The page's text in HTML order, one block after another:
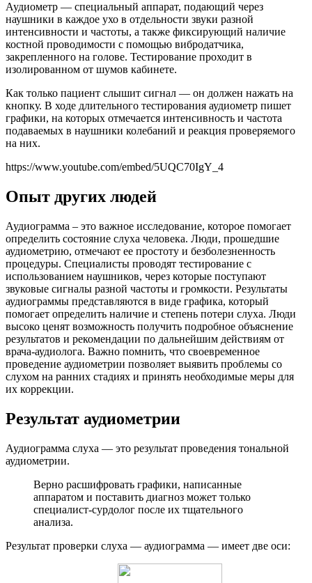
Аудиометр — специальный аппарат, подающий через
наушники в каждое ухо в отдельности звуки разной
интенсивности и частоты, а также фиксирующий наличие
костной проводимости с помощью вибродатчика,
закрепленного на голове. Тестирование проходит в
изолированном от шумов кабинете.
Как только пациент слышит сигнал — он должен нажать на
кнопку. В ходе длительного тестирования аудиометр пишет
графики, на которых отмечается интенсивность и частота
подаваемых в наушники колебаний и реакция проверяемого
на них.
https://www.youtube.com/embed/5UQC70IgY_4
Опыт других людей
Аудиограмма – это важное исследование, которое помогает
определить состояние слуха человека. Люди, прошедшие
аудиометрию, отмечают ее простоту и безболезненность
процедуры. Специалисты проводят тестирование с
использованием наушников, через которые поступают
звуковые сигналы разной частоты и громкости. Результаты
аудиограммы представляются в виде графика, который
помогает определить наличие и степень потери слуха. Люди
высоко ценят возможность получить подробное объяснение
результатов и рекомендации по дальнейшим действиям от
врача-аудиолога. Важно помнить, что своевременное
проведение аудиометрии позволяет выявить проблемы со
слухом на ранних стадиях и принять необходимые меры для
их коррекции.
Результат аудиометрии
Аудиограмма слуха — это результат проведения тональной
аудиометрии.
Верно расшифровать графики, написанные
аппаратом и поставить диагноз может только
специалист-сурдолог после их тщательного
анализа.
Результат проверки слуха — аудиограмма — имеет две оси: